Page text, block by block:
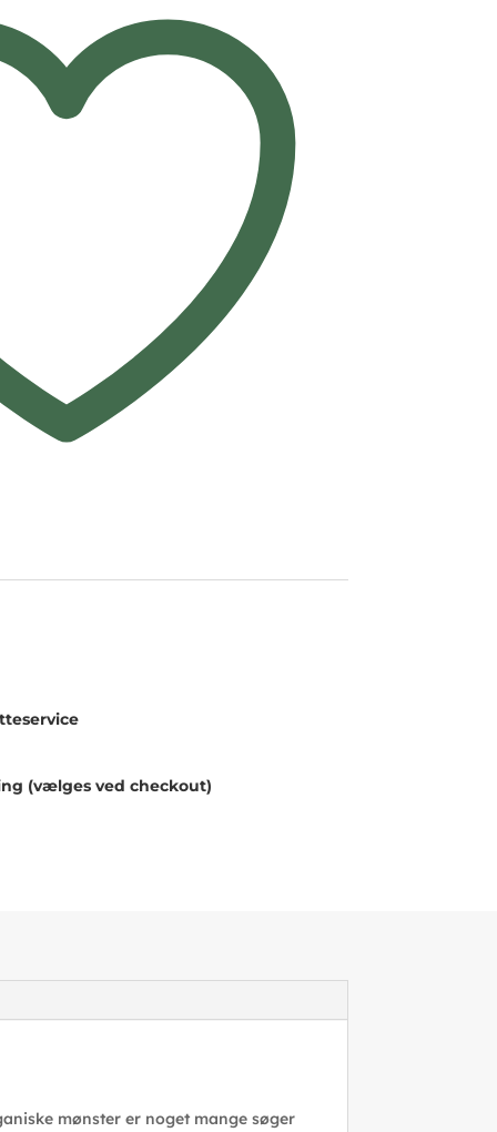
(vælges ved checkout)
mønster er noget mange søger